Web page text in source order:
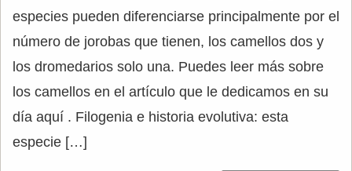
especies pueden diferenciarse principalmente por el
número de jorobas que tienen, los camellos dos y
los dromedarios solo una. Puedes leer más sobre
los camellos en el artículo que le dedicamos en su
día aquí . Filogenia e historia evolutiva: esta
especie […]